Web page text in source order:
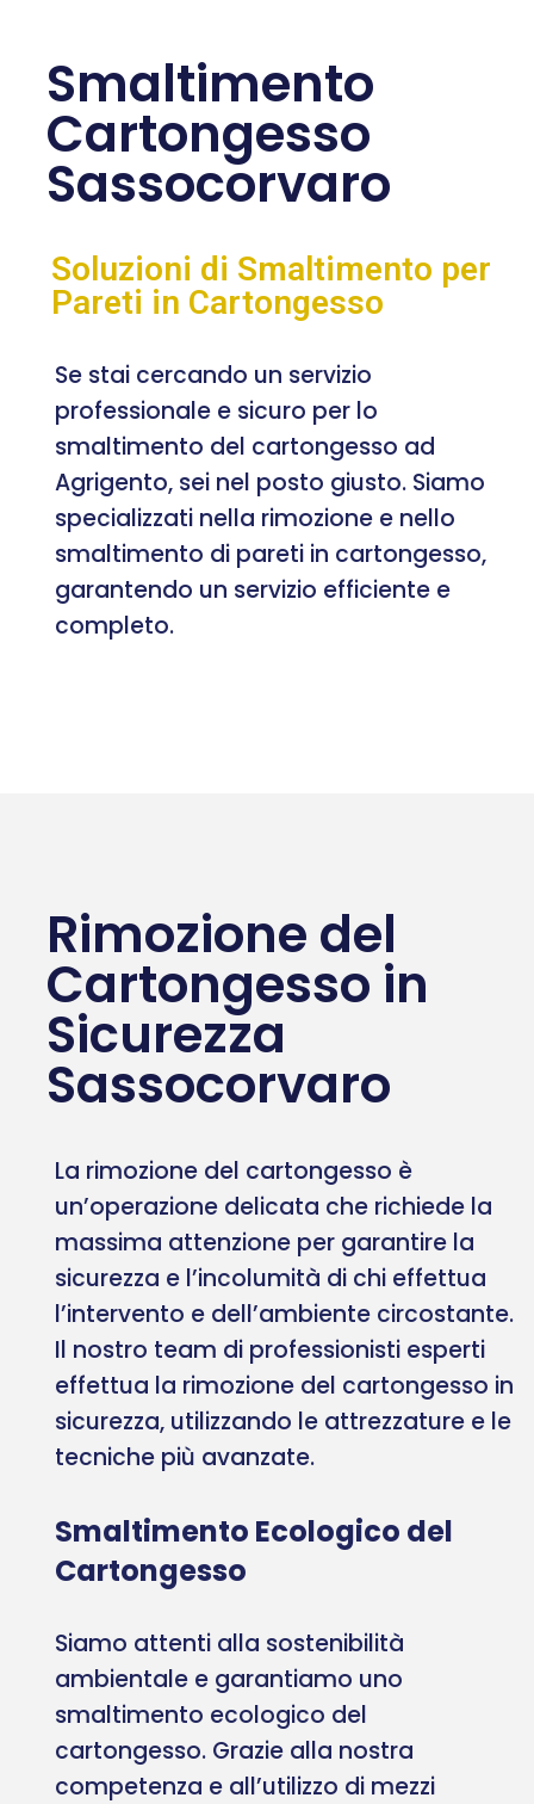
Smaltimento
Cartongesso
Sassocorvaro
Soluzioni di Smaltimento per
Pareti in Cartongesso
Se stai cercando un servizio
professionale e sicuro per lo
smaltimento del cartongesso ad
Agrigento, sei nel posto giusto. Siamo
specializzati nella rimozione e nello
smaltimento di pareti in cartongesso,
garantendo un servizio efficiente e
completo.
Rimozione del
Cartongesso in
Sicurezza
Sassocorvaro
La rimozione del cartongesso è
un’operazione delicata che richiede la
massima attenzione per garantire la
sicurezza e l’incolumità di chi effettua
l’intervento e dell’ambiente circostante.
Il nostro team di professionisti esperti
effettua la rimozione del cartongesso in
sicurezza, utilizzando le attrezzature e le
tecniche più avanzate.
Smaltimento Ecologico del
Cartongesso
Siamo attenti alla sostenibilità
ambientale e garantiamo uno
smaltimento ecologico del
cartongesso. Grazie alla nostra
competenza e all’utilizzo di mezzi